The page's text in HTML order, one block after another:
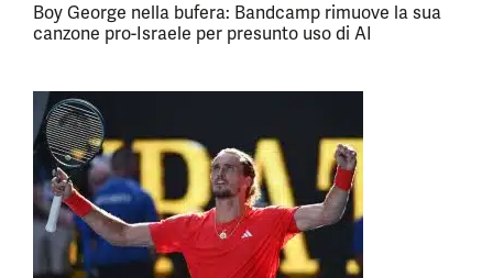
Boy George nella bufera: Bandcamp rimuove la sua
canzone pro-Israele per presunto uso di AI